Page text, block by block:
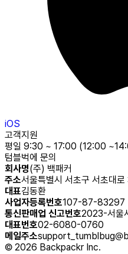
iOS
고객지원
평일 9:30 ~ 17:00 (12:00
텀블벅에 문의
회사명(주) 백패커
주소서울특별시 서초구 서초대
대표김동환
사업자등록번호107-87-83297
통신판매업 신고번호2023-서울
대표번호02-6080-0760
메일주소
© 2026 Backpackr Inc.